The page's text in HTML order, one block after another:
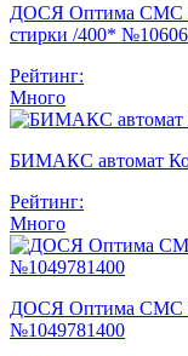
ДОСЯ Оптима СМС
стирки /400*
Рейтинг:
Много
БИМАКС автомат
Рейтинг:
Много
ДОСЯ Оптима СМС
№1049781400